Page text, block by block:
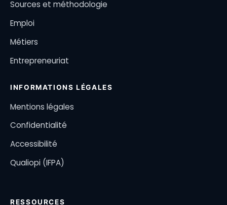
Sources et méthodologie
Emploi
Métiers
Entrepreneuriat
INFORMATIONS LÉGALES
Mentions légales
Confidentialité
Accessibilité
Qualiopi (IFPA)
RESSOURCES